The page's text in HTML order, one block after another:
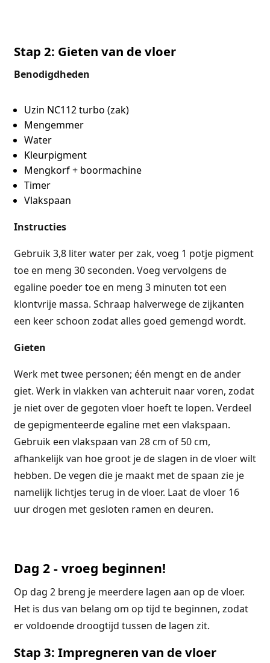
Stap 2: Gieten van de vloer
Benodigdheden
Uzin NC112 turbo (zak)
Mengemmer
Water
Kleurpigment
Mengkorf + boormachine
Timer
Vlakspaan
Instructies
Gebruik 3,8 liter water per zak, voeg 1 potje pigment
toe en meng 30 seconden. Voeg vervolgens de
egaline poeder toe en meng 3 minuten tot een
klontvrije massa. Schraap halverwege de zijkanten
een keer schoon zodat alles goed gemengd wordt.
Gieten
Werk met twee personen; één mengt en de ander
giet. Werk in vlakken van achteruit naar voren, zodat
je niet over de gegoten vloer hoeft te lopen. Verdeel
de gepigmenteerde egaline met een vlakspaan.
Gebruik een vlakspaan van 28 cm of 50 cm,
afhankelijk van hoe groot je de slagen in de vloer wilt
hebben. De vegen die je maakt met de spaan zie je
namelijk lichtjes terug in de vloer. Laat de vloer 16
uur drogen met gesloten ramen en deuren.
Dag 2 - vroeg beginnen!
Op dag 2 breng je meerdere lagen aan op de vloer.
Het is dus van belang om op tijd te beginnen, zodat
er voldoende droogtijd tussen de lagen zit.
Stap 3: Impregneren van de vloer